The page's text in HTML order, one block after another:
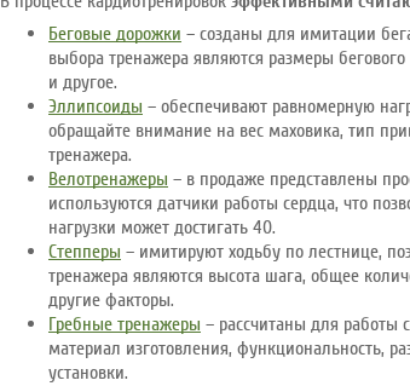
Беговые дорожки – созданы для имитации
выбора тренажера являются размеры
и другое.
Эллипсоиды – обеспечивают равномерную
обращайте внимание на вес маховика, тип
тренажера.
Велотренажеры – в продаже представлены
используются датчики работы сердца, что
нагрузки может достигать 40.
Степперы – имитируют ходьбу по лестнице,
тренажера являются высота шага, общее
другие факторы.
Гребные тренажеры – рассчитаны для работы
материал изготовления, функциональность,
установки.